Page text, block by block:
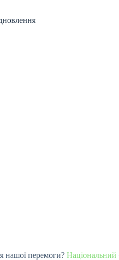
нашої перемоги? Національний